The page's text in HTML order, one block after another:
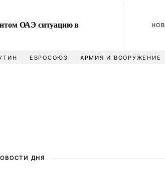
ОАЭ ситуацию в
ЕВРОСОЮЗ АРМИЯ И ВООРУЖЕНИЕ
ДНЯ